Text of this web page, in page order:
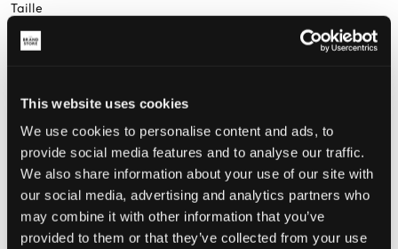
This website uses cookies
We use cookies to personalise content and ads, to
provide social media features and to analyse our traffic.
We also share information about your use of our site with
our social media, advertising and analytics partners who
may combine it with other information that you’ve
provided to them or that they’ve collected from your use
Taille
33/37
Petit Parfait Grande
CHOISIR LA TAILLE